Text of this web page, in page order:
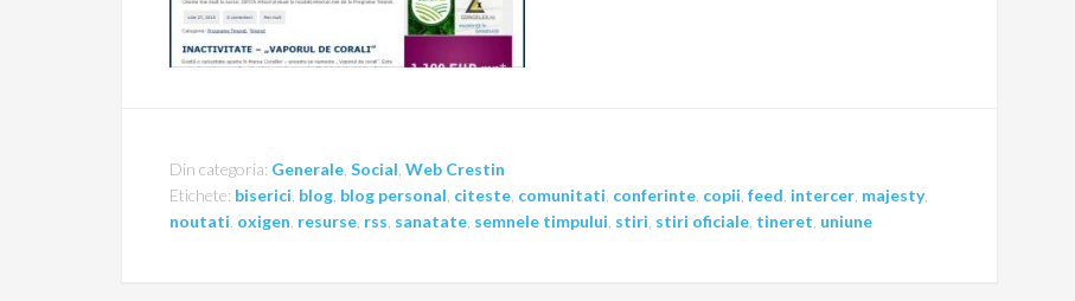
Din categoria: Generale Social Web Crestin
Etichete: biserici blog blog personal citeste comunitati conferinte copii feed intercer majesty,
noutati oxigen resurse rss sanatate semnele timpului stiri stiri oficiale tineret uniune